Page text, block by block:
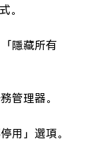
。
隱藏所有
管理器。
用」選項。